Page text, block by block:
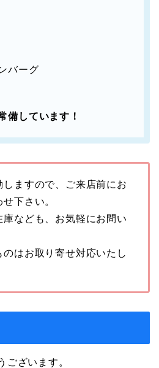
バーグ
備しています！
ますので、ご来店前にお
下さい。
なども、お気軽にお問い
はお取り寄せ対応いたし
ございます。